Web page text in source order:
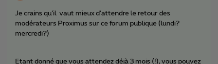
Je crains qu’il vaut mieux d’attendre le retour des
modérateurs Proximus sur ce forum publique (lundi?
mercredi?)
Etant donné que vous attendez déjà 3 mois (!), vous pouvez